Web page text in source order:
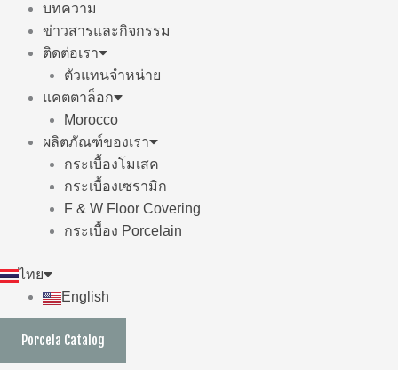
บทความ
ข่าวสารและกิจกรรม
ติดต่อเรา
ตัวแทนจำหน่าย
แคตตาล็อก
Morocco
ผลิตภัณฑ์ของเรา
กระเบื้องโมเสค
กระเบื้องเซรามิก
F & W Floor Covering
กระเบื้อง Porcelain
ไทย
English
Porcela Catalog